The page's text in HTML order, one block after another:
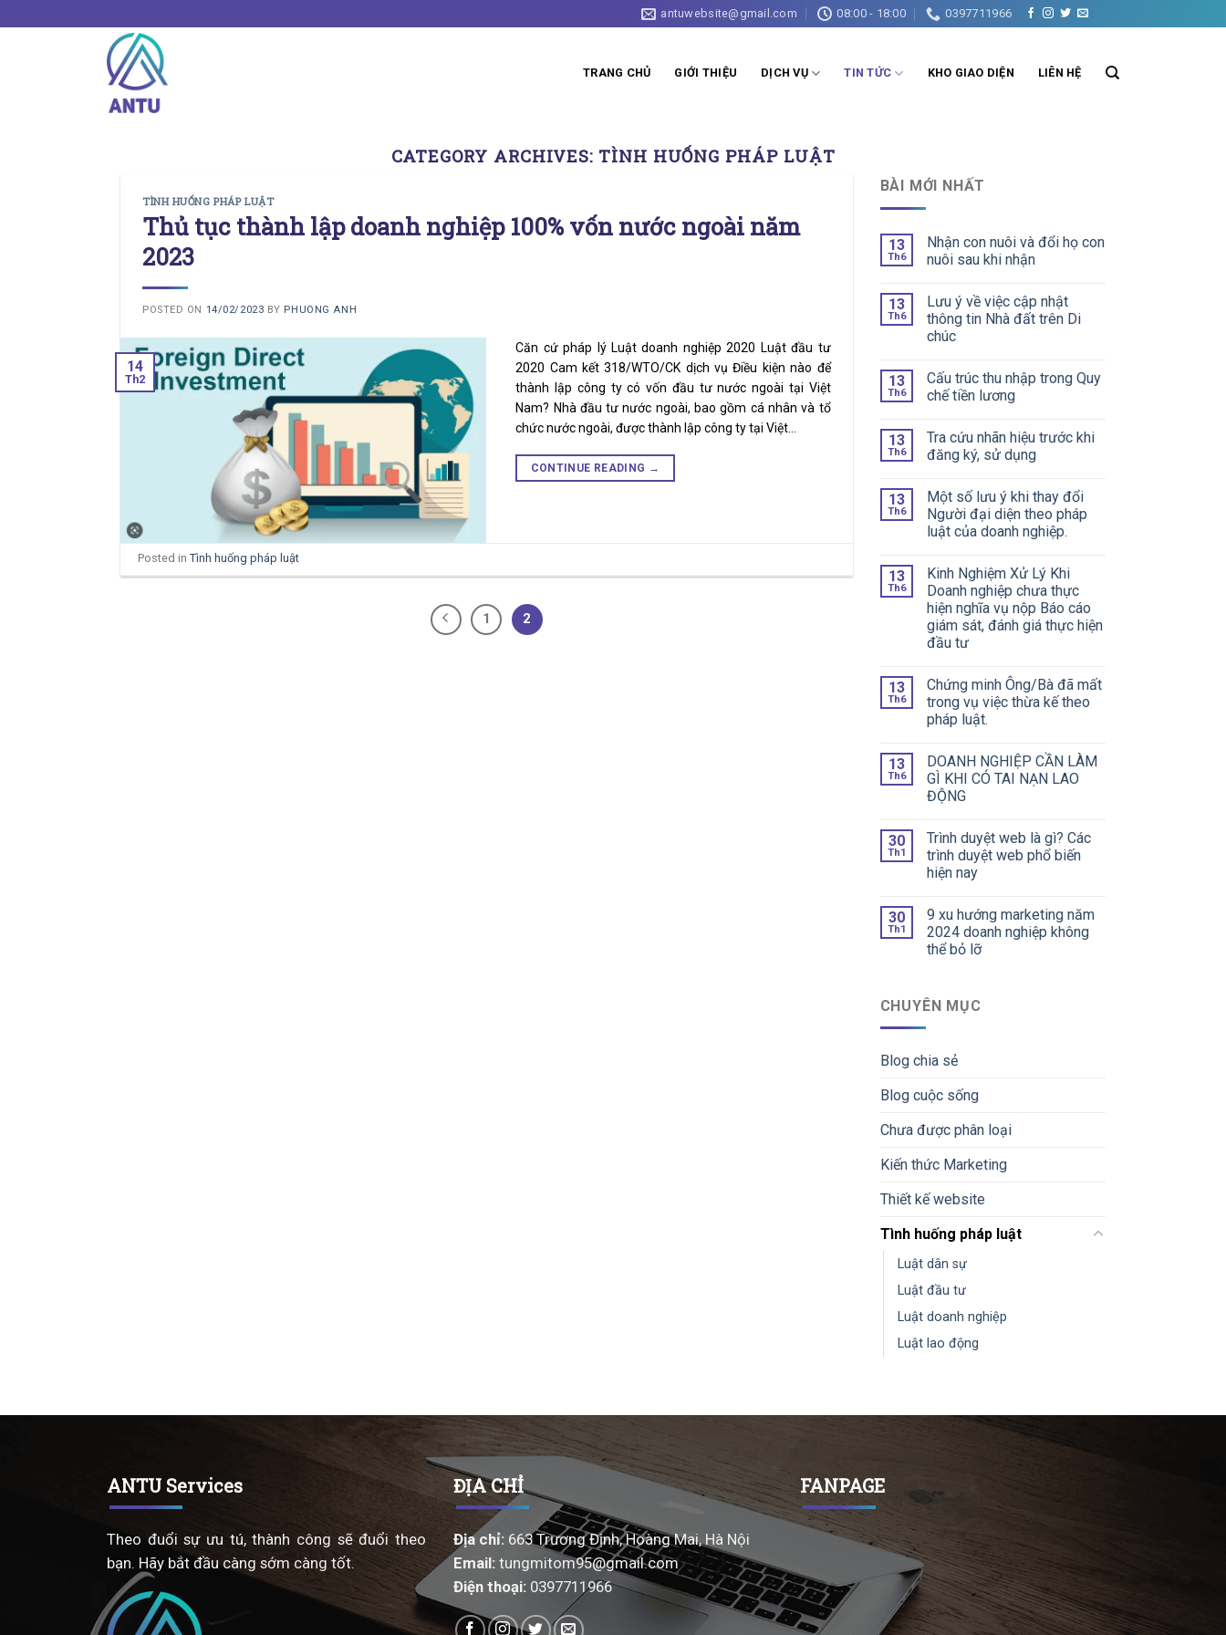
to
antuwebsite@gmail.com 08:00 - 18:00 0397711966
TRANG CHỦ GIỚI THIỆU DỊCH VỤ TIN TỨC KHO GIAO DIỆN LIÊN HỆ
CATEGORY ARCHIVES: TÌNH HUỐNG PHÁP LUẬT
TÌNH HUỐNG PHÁP LUẬT
Thủ tục thành lập doanh nghiệp 100% vốn nước ngoài năm
2023
POSTED ON 14/02/2023 BY PHUONG ANH
14
Th2
Căn cứ pháp lý Luật doanh nghiệp 2020 Luật đầu tư
2020 Cam kết 318/WTO/CK dịch vụ Điều kiện nào để
thành lập công ty có vốn đầu tư nước ngoài tại Việt
Nam? Nhà đầu tư nước ngoài, bao gồm cá nhân và tổ
chức nước ngoài, được thành lập công ty tại Việt…
CONTINUE READING →
Posted inTình huống pháp luật
1 2
BÀI MỚI NHẤT
13
Th6
Nhận con nuôi và đổi họ con
nuôi sau khi nhận
13
Th6
Lưu ý về việc cập nhật
thông tin Nhà đất trên Di
chúc
13
Th6
Cấu trúc thu nhập trong Quy
chế tiền lương
13
Th6
Tra cứu nhãn hiệu trước khi
đăng ký, sử dụng
13
Th6
Một số lưu ý khi thay đổi
Người đại diện theo pháp
luật của doanh nghiệp.
13
Th6
Kinh Nghiệm Xử Lý Khi
Doanh nghiệp chưa thực
hiện nghĩa vụ nộp Báo cáo
giám sát, đánh giá thực hiện
đầu tư
13
Th6
Chứng minh Ông/Bà đã mất
trong vụ việc thừa kế theo
pháp luật.
13
Th6
DOANH NGHIỆP CẦN LÀM
GÌ KHI CÓ TAI NẠN LAO
ĐỘNG
30
Th1
Trình duyệt web là gì? Các
trình duyệt web phổ biến
hiện nay
30
Th1
9 xu hướng marketing năm
2024 doanh nghiệp không
thể bỏ lỡ
CHUYÊN MỤC
Blog chia sẻ
Blog cuộc sống
Chưa được phân loại
Kiến thức Marketing
Thiết kế website
Tình huống pháp luật
Luật dân sự
Luật đầu tư
Luật doanh nghiệp
Luật lao động
ANTU Services
Theo đuổi sự ưu tú, thành công sẽ đuổi theo
bạn. Hãy bắt đầu càng sớm càng tốt.
ĐỊA CHỈ
Địa chỉ:663 Trương Định, Hoàng Mai, Hà Nội
Email:tungmitom95@gmail.com
Điện thoại:0397711966
FANPAGE